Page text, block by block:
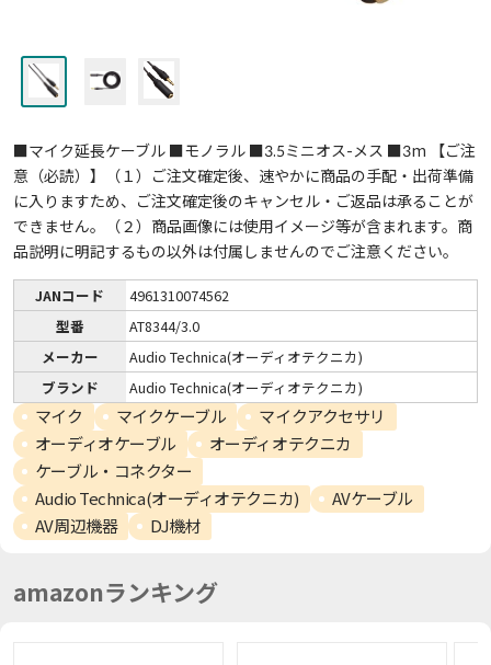
■マイク延長ケーブル ■モノラル ■3.5ミニオス-メス ■3m 【ご注
意（必読）】（１）ご注文確定後、速やかに商品の手配・出荷準備
に入りますため、ご注文確定後のキャンセル・ご返品は承ることが
できません。（２）商品画像には使用イメージ等が含まれます。商
品説明に明記するもの以外は付属しませんのでご注意ください。
JANコード
4961310074562
型番
AT8344/3.0
メーカー
Audio Technica(オーディオテクニカ)
ブランド
Audio Technica(オーディオテクニカ)
マイク マイクケーブル
マイクアクセサリ
オーディオケーブル
オーディオテクニカ
ケーブル・コネクター
Audio Technica(オーディオテクニカ)
AVケーブル
AV周辺機器
DJ機材
amazonランキング